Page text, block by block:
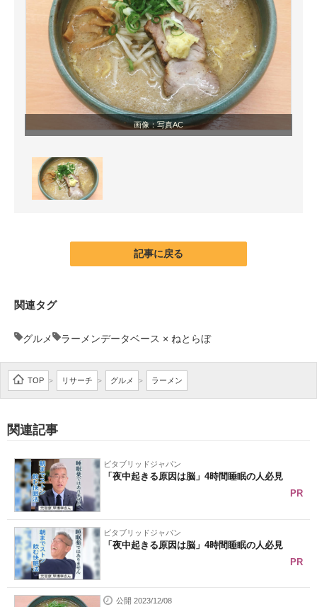
好きが集まる 比べて選べる
ビジネスと働き方のヒント
AI活用のいまが分かる
企業ITのトレンドを詳説
経営リーダーのコミュニティ
マーケ×ITの今がよく分かる
ITエンジニア向け専門サイト
IT製品の技術・比較・事例
モノづくり技術者専門サイト
エレクトロニクス専門サイト
電子設計の基本と応用
エネルギーの専門メディア
建設×テクノロジーの最前線
ちょっと気になるネットの話題
画像：写真AC
記事に戻る
関連タグ
グルメ ラーメンデータベース × ねとらぼ
TOP > リサーチ > グルメ > ラーメン
関連記事
ビタブリッドジャパン
「夜中起きる原因は脳」4時間睡眠の人必見
PR
ビタブリッドジャパン
「夜中起きる原因は脳」4時間睡眠の人必見
PR
公開 2023/12/08